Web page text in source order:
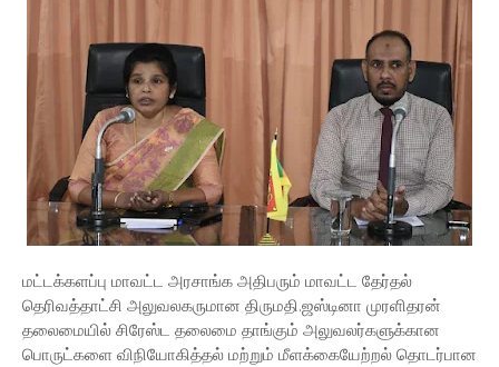
மட்டக்களப்பு மாவட்ட அரசாங்க அதிபரும் மாவட்ட தேர்தல்
தெரிவத்தாட்சி அலுவலகருமான திருமதி.ஜஸ்டினா முரளிதரன்
தலைமையில் சிரேஸ்ட தலைமை தாங்கும் அலுவலர்களுக்கான
பொருட்களை விநியோகித்தல் மற்றும் மீளக்கையேற்றல் தொடர்பான